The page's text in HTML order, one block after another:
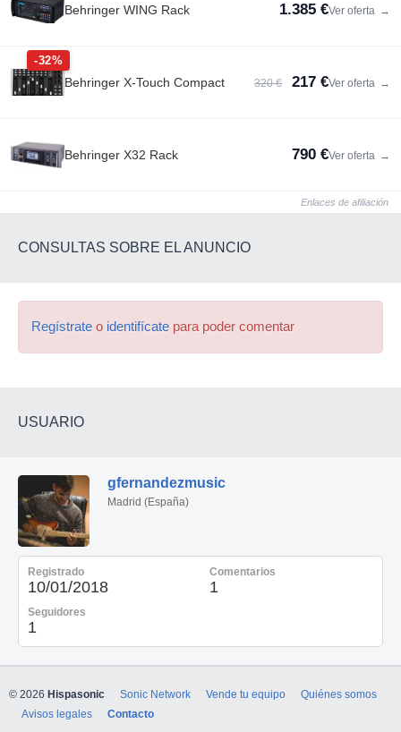
Behringer WING Rack 1.385 €Ver oferta →
-32%
Behringer X-Touch Compact 320 € 217 €Ver oferta →
Behringer X32 Rack 790 €Ver oferta →
Enlaces de afiliación
CONSULTAS SOBRE EL ANUNCIO
Regístrate o identifícate para poder comentar
USUARIO
gfernandezmusic
Madrid (España)
Registrado
10/01/2018
Comentarios
1
Seguidores
1
© 2026 Hispasonic Sonic Network Vende tu equipo
Quiénes somos
Avisos legales
Contacto